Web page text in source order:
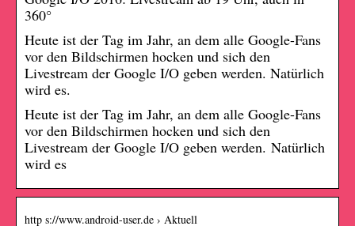
360°
Heute ist der Tag im Jahr, an dem alle Google-Fans
vor den Bildschirmen hocken und sich den
Livestream der Google I/O geben werden. Natürlich
wird es.
Heute ist der Tag im Jahr, an dem alle Google-Fans
vor den Bildschirmen hocken und sich den
Livestream der Google I/O geben werden. Natürlich
wird es
http s://www.android-user.de › Aktuell